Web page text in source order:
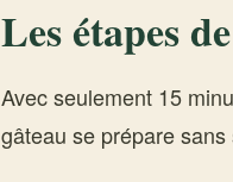
Les étapes
Avec seulement 15
gâteau se prépare sans